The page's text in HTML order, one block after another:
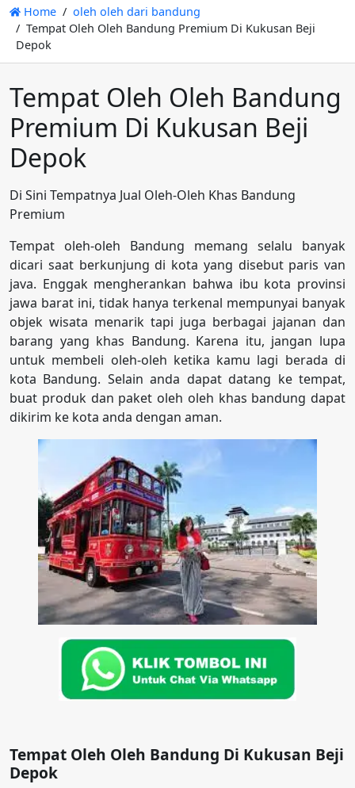
Home
oleh oleh dari bandung
Tempat Oleh Oleh Bandung Premium Di Kukusan Beji
Depok
Tempat Oleh Oleh Bandung
Premium Di Kukusan Beji
Depok
Di Sini Tempatnya Jual Oleh-Oleh Khas Bandung
Premium
Tempat oleh-oleh Bandung memang selalu banyak
dicari saat berkunjung di kota yang disebut paris van
java. Enggak mengherankan bahwa ibu kota provinsi
jawa barat ini, tidak hanya terkenal mempunyai banyak
objek wisata menarik tapi juga berbagai jajanan dan
barang yang khas Bandung. Karena itu, jangan lupa
untuk membeli oleh-oleh ketika kamu lagi berada di
kota Bandung. Selain anda dapat datang ke tempat,
buat produk dan paket oleh oleh khas bandung dapat
dikirim ke kota anda dengan aman.
Tempat Oleh Oleh Bandung Di Kukusan Beji
Depok